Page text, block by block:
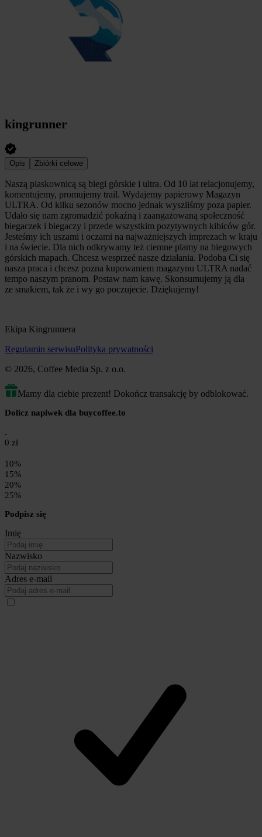
kingrunner
Opis Zbiórki celowe
Naszą piaskownicą są biegi górskie i ultra. Od 10 lat relacjonujemy,
komentujemy, promujemy trail. Wydajemy papierowy Magazyn
ULTRA. Od kilku sezonów mocno jednak wyszliśmy poza papier.
Udało się nam zgromadzić pokaźną i zaangażowaną społeczność
biegaczek i biegaczy i przede wszystkim pozytywnych kibiców gór.
Jesteśmy ich uszami i oczami na najważniejszych imprezach w kraju
i na świecie. Dla nich odkrywamy też ciemne plamy na biegowych
górskich mapach. Chcesz wesprzeć nasze działania. Podoba Ci się
nasza praca i chcesz pozna kupowaniem magazynu ULTRA nadać
tempo naszym pranom. Postaw nam kawę. Skonsumujemy ją dla
ze smakiem, tak że i wy go poczujecie. Dziękujemy!
Ekipa Kingrunnera
Regulamin serwisuPolityka prywatności
© 2026, Coffee Media Sp. z o.o.
Mamy dla ciebie prezent! Dokończ transakcję by odblokować.
Dolicz napiwek dla buycoffee.to
0 zł
10%
15%
20%
25%
Podpisz się
Imię
Nazwisko
Adres e-mail